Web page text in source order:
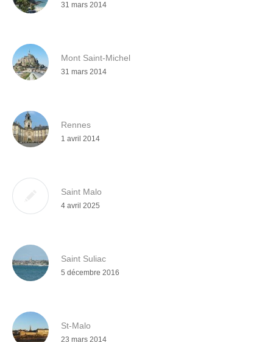
31 mars 2014
Mont Saint-Michel
31 mars 2014
Rennes
1 avril 2014
Saint Malo
4 avril 2025
Saint Suliac
5 décembre 2016
St-Malo
23 mars 2014